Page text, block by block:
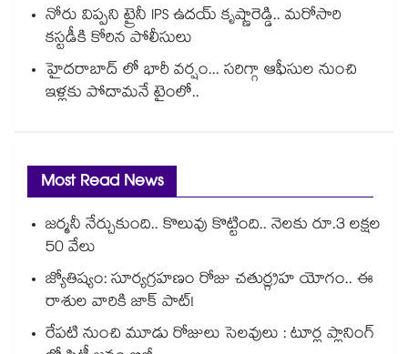
నోరు విప్పని ట్రైనీ IPS ఉదయ్ కృష్ణారెడ్డి.. మరోసారి
కస్టడీకి కోరిన పోలీసులు
హైదరాబాద్ లో భారీ వర్షం... సరిగ్గా ఆఫీసుల నుంచి
ఇళ్లకు పోదామనే టైంలో..
Most Read News
జర్మనీ నేర్చుకుంది.. కొలువు కొట్టింది.. నెలకు రూ.3 లక్షల
50 వేలు
జ్యోతిష్యం: సూర్యగ్రహణం రోజు చతుర్గ్రహ యోగం.. ఈ
రాశుల వారికి జాక్ పాట్!
రేపటి నుంచి మూడు రోజులు సెలవులు : టూర్ల ప్లానింగ్